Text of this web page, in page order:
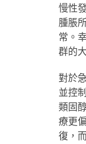
慢性
腫脹
常。
群的
對於
並控
類固
療更
復，